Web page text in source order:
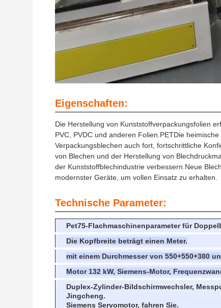
Eigenschaften:
Die Herstellung von Kunststoffverpackungsfolien
PVC, PVDC und anderen Folien.PETDie
Verpackungsblechen auch fort, fortschrittliche
von Blechen und der Herstellung von
der Kunststoffblechindustrie verbessern.Neue
modernster Geräte, um vollen Einsatz zu erhalten.
Technische Parameter:
Pet75-Flachmaschinenparameter für
Die Kopfbreite beträgt einen Meter.
mit einem Durchmesser von 550+550+380
Motor 132 kW, Siemens-Motor,
Duplex-Zylinder-Bildschirmwechsler,
Jingcheng.
Siemens Servomotor, fahren Sie.